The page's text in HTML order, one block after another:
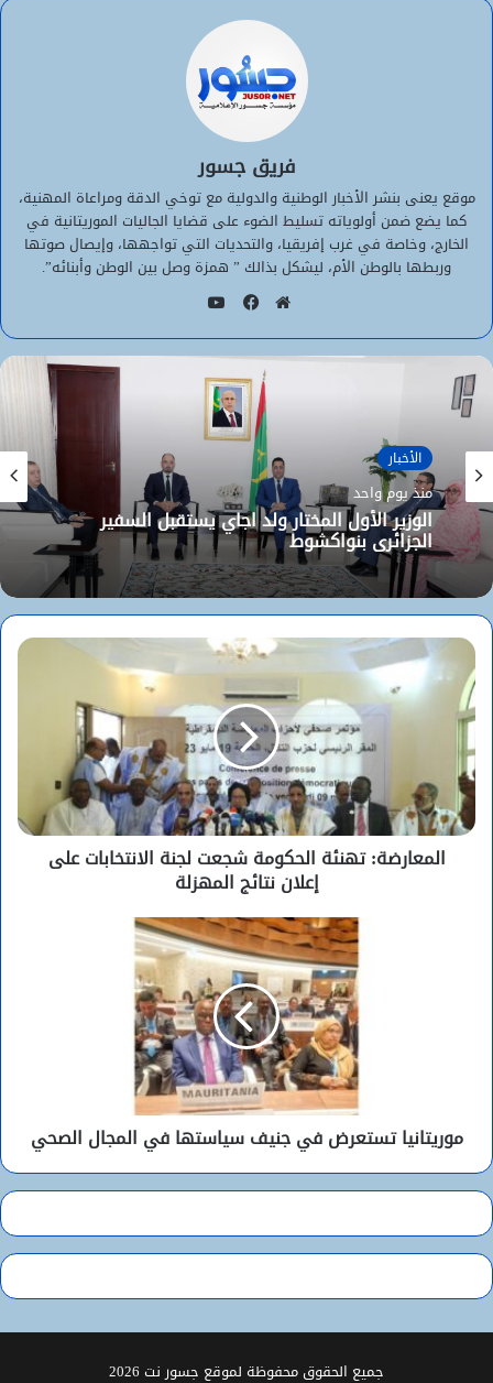
فريق جسور
موقع يعنى بنشر الأخبار الوطنية والدولية مع توخي الدقة ومراعاة المهنية،
كما يضع ضمن أولوياته تسليط الضوء على قضايا الجاليات الموريتانية في
الخارج، وخاصة في غرب إفريقيا، والتحديات التي تواجهها، وإيصال صوتها
وربطها بالوطن الأم، ليشكل بذالك ” همزة وصل بين الوطن وأبنائه”.
الويب
الأخبار
منذ يوم واحد
الوزير الأول المختار ولد اجاي يستقبل السفير
الجزائري بنواكشوط
المعارضة: تهنئة الحكومة شجعت لجنة الانتخابات على
إعلان نتائج المهزلة
موريتانيا تستعرض في جنيف سياستها في المجال الصحي
جميع الحقوق محفوظة لموقع جسور نت 2026